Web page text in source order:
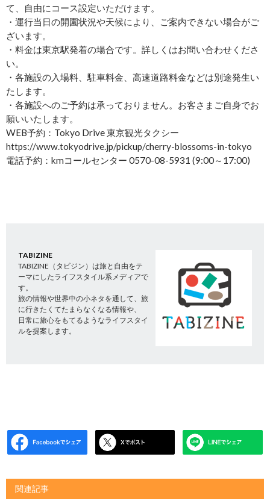
て、自由にコース設定いただけます。
・運行当日の開園状況や天候により、ご案内できない場合がご
ざいます。
・料金は東京駅発着の場合です。詳しくはお問い合わせくださ
い。
・各施設の入場料、駐車料金、高速道路料金などは別途発生い
たします。
・各施設へのご予約は承っておりません。お客さまご自身でお
願いいたします。
WEB予約：Tokyo Drive 東京観光タクシー
https://www.tokyodrive.jp/pickup/cherry-blossoms-in-tokyo
電話予約：kmコールセンター 0570-08-5931 (9:00～17:00)
TABIZINE
TABIZINE（タビジン）は旅と自由をテ
ーマにしたライフスタイル系メディアで
す。
旅の情報や世界中の小ネタを通して、旅
に行きたくてたまらなくなる情報や、
日常に旅心をもてるようなライフスタイ
ルを提案します。
関連記事